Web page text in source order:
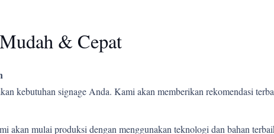
& Cepat
kebutuhan signage Anda. Kami akan memberikan rekomendasi
akan mulai produksi dengan menggunakan teknologi dan bahan